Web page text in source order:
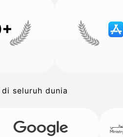
seluruh dunia